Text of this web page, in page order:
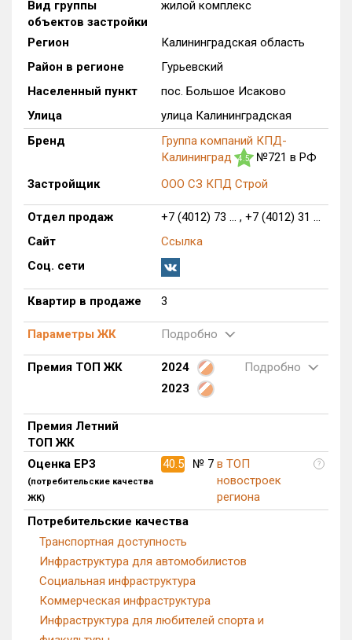
Только новые
от до
с продажами
Найдено:
Жилых комплексов
Многоквартирных домов
Домов с апартаментами
Поселков таунхаусов
0 из 2
Квартир, апартаментов,
Вид группы
объектов застройки
жилой комплекс
Регион
Калининградская область
Район в регионе
Гурьевский
Населенный пункт
пос. Большое Исаково
Улица
улица Калининградская
Бренд
Группа компаний КПД-
Калининград
4.5
№721 в РФ
Застройщик
ООО СЗ КПД Строй
Отдел продаж
+7 (4012) 73 ... , +7 (4012) 31 ...
Сайт
Ссылка
Соц. сети
Квартир в продаже 3
Параметры ЖК Подробно
Премия ТОП ЖК 2024
Подробно
2023
Премия Летний
ТОП ЖК
Оценка ЕРЗ
(потребительские качества
ЖК)
40.5 № 7 в ТОП
новостроек
региона
?
Потребительские качества
Транспортная доступность
Инфраструктура для автомобилистов
Социальная инфраструктура
Коммерческая инфраструктура
Инфраструктура для любителей спорта и